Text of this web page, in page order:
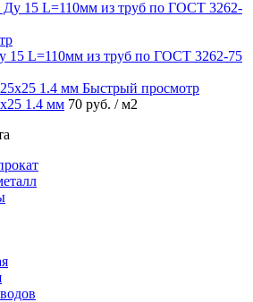
15 L=110мм из труб по ГОСТ 3262-75
Быстрый просмотр
1.4 мм 70 руб. / м2